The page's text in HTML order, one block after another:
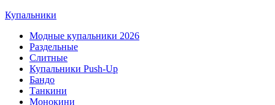
Купальники
Модные купальники 2026
Раздельные
Слитные
Купальники Push-Up
Бандо
Танкини
Монокини